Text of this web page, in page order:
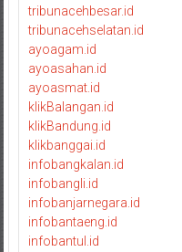
tribunacehbesar.id
tribunacehselatan.id
ayoagam.id
ayoasahan.id
ayoasmat.id
klikBalangan.id
klikBandung.id
klikbanggai.id
infobangkalan.id
infobangli.id
infobanjarnegara.id
infobantaeng.id
infobantul.id